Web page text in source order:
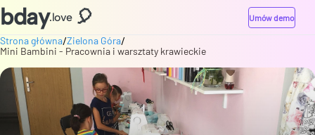
bday.love 🎈 Umów demo
Strona główna/Zielona Góra/
Mini Bambini - Pracownia i warsztaty krawieckie